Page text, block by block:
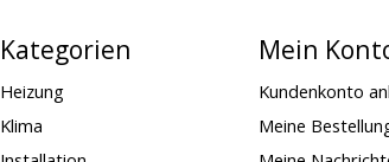
Kategorien
Heizung
Klima
Mein
Kundenkonto
Meine